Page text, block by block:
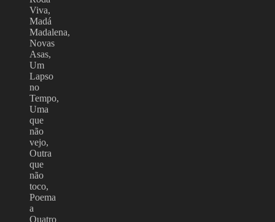
Viva,
Madá
Madalena,
Novas
Asas,
Um
Lapso
no
Tempo,
Uma
que
não
vejo,
Outra
que
não
toco,
Poema
a
Quatro